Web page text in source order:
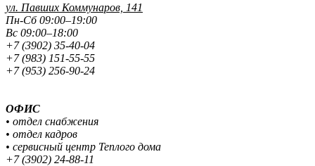
ул. Павших Коммунаров, 141
Пн-Сб 09:00–19:00
Вс 09:00–18:00
+7 (3902) 35-40-04
+7 (983) 151-55-55
+7 (953) 256-90-24
ОФИС
• отдел снабжения
• отдел кадров
• сервисный центр Теплого дома
+7 (3902) 24-88-11